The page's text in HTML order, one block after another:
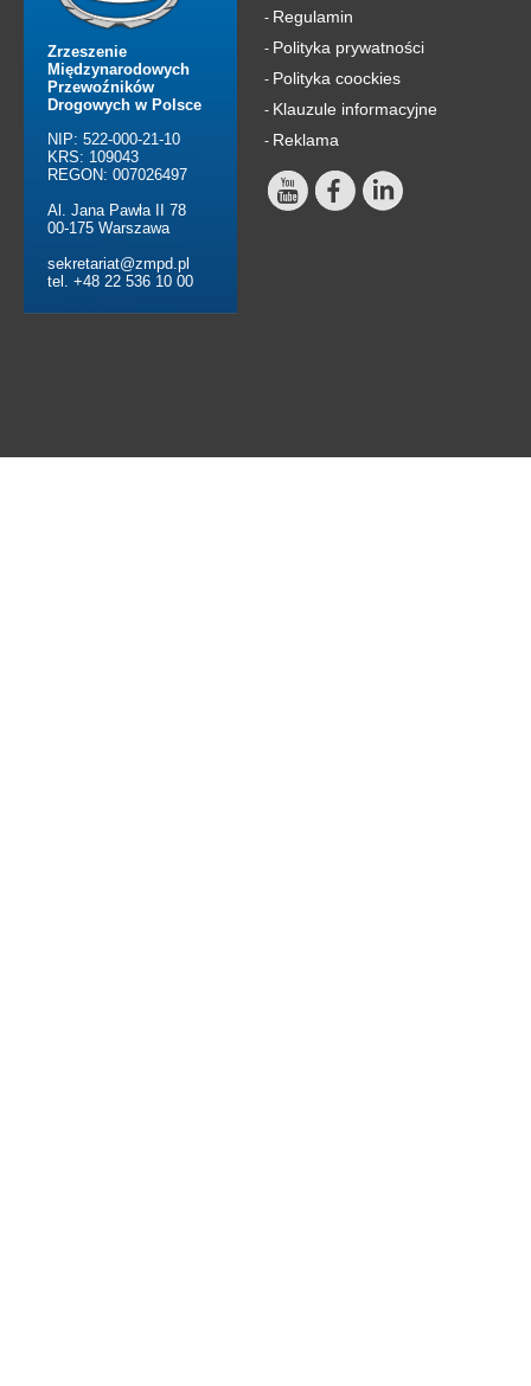
Zrzeszenie
Międzynarodowych
Przewoźników
Drogowych w Polsce
NIP: 522-000-21-10
KRS: 109043
REGON: 007026497
Al. Jana Pawła II 78
00-175 Warszawa
sekretariat@zmpd.pl
tel. +48 22 536 10 00
- Regulamin
- Polityka prywatności
- Polityka coockies
- Klauzule informacyjne
- Reklama